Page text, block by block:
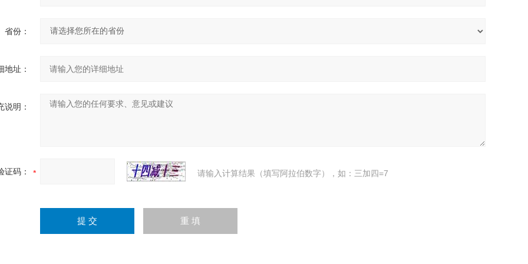
省份：
地址：
说明：
证码： 请输入计算结果（填写阿拉伯数字），如：三加四=7